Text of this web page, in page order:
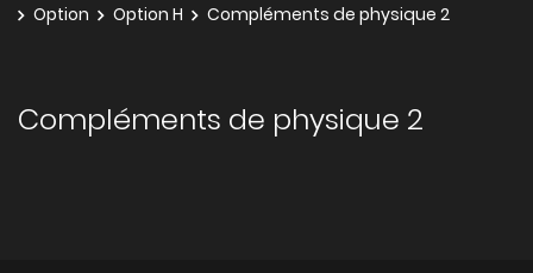
Option
Option H Compléments de physique 2
Compléments de physique 2